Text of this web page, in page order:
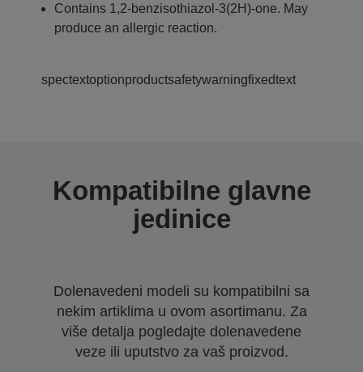
Contains 1,2-benzisothiazol-3(2H)-one. May
produce an allergic reaction.
spectextoptionproductsafetywarningfixedtext
Kompatibilne glavne
jedinice
Dolenavedeni modeli su kompatibilni sa
nekim artiklima u ovom asortimanu. Za
više detalja pogledajte dolenavedene
veze ili uputstvo za vaš proizvod.